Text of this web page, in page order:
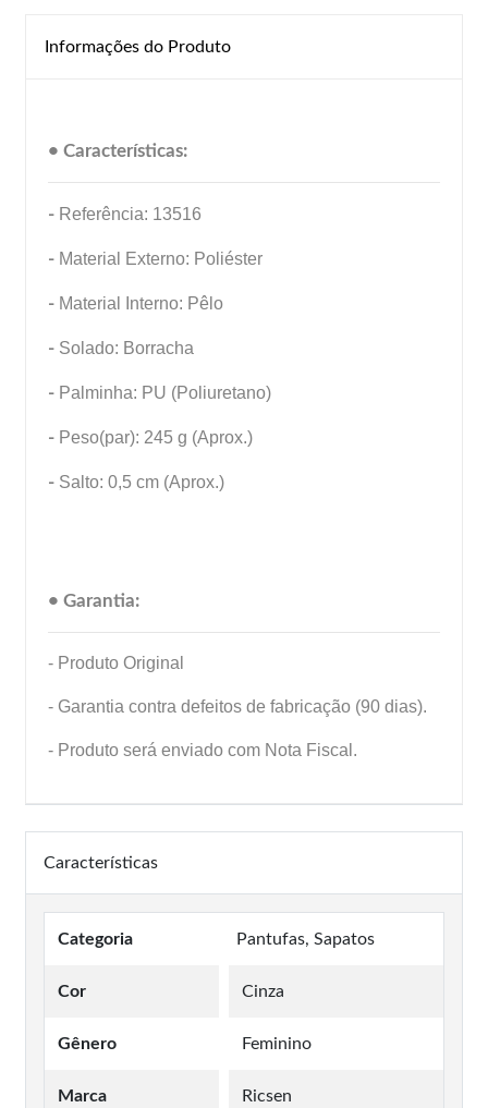
Informações do Produto
• Características:
- Referência: 13516
- Material Externo: Poliéster
- Material Interno: Pêlo
- Solado: Borracha
- Palminha: PU (Poliuretano)
- Peso(par): 245 g (Aprox.)
- Salto: 0,5 cm (Aprox.)
• Garantia:
- Produto Original
- Garantia contra defeitos de fabricação (90 dias).
- Produto será enviado com Nota Fiscal.
Características
Categoria Pantufas, Sapatos
Cor Cinza
Gênero Feminino
Marca Ricsen